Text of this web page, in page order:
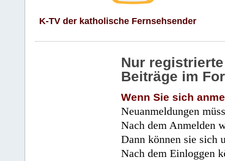
K-TV der katholische Fernsehsender
Nur
Beiträge im
Wenn Sie sich
Neuanmeldungen
Nach dem Anmelden
Dann können sie sich
Nach dem Einloggen